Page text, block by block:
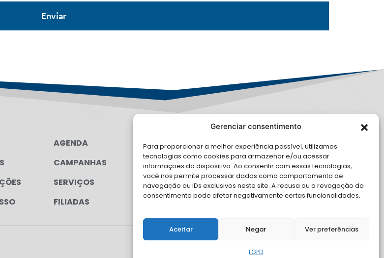
Gerenciar consentimento
Para proporcionar a melhor experiência possível, utilizamos
tecnologias como cookies para armazenar e/ou acessar
informações do dispositivo. Ao consentir com essas tecnologias,
você nos permite processar dados como comportamento de
navegação ou IDs exclusivos neste site. A recusa ou a revogação do
consentimento pode afetar negativamente certas funcionalidades.
Aceitar Negar Ver preferências
LGPD
AGENDA
CAMPANHAS
SERVIÇOS
FILIADAS
LGPD
FALE CONOSCO
Solicite Apoio Institucional da AMB
para o seu evento